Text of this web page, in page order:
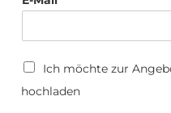
D
t
e
U
l
Ich möchte zur
hochladen